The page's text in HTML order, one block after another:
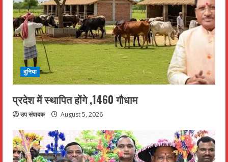
दुनिया
प्रदेश में स्थापित होंगे ,1460 गौधाम
उप संपादक August 5, 2026